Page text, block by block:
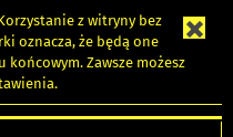
z witryny bez
oznacza, że będą one
końcowym. Zawsze możesz